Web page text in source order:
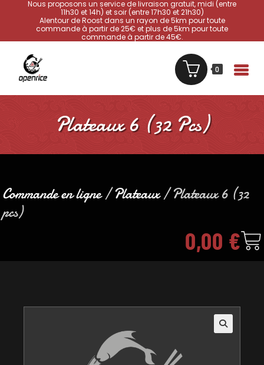
Nous proposons un service de livraison gratuit, midi (entre
11h30 et 14h) et soir (entre 17h30 et 21h30)
Alentour de Roost dans un rayon de 5km pour toute
commande à partir de 25€ et plus de 5km pour toute
commande à partir de 45€.
0
Plateaux 6 (32 Pcs)
Commande en ligne/Plateaux/ Plateaux 6 (32
pcs)
0,00 €